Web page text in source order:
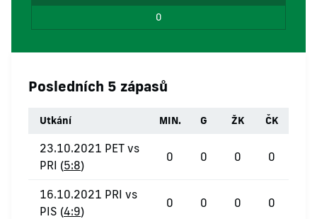
0
Posledních 5 zápasů
Utkání MIN. G ŽK ČK
23.10.2021 PET vs
PRI (5:8)
0 0 0 0
16.10.2021 PRI vs
PIS (4:9)
0 0 0 0